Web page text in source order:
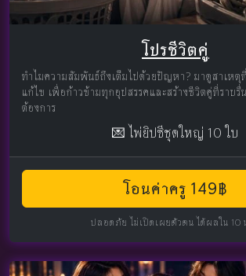
โปรชีวิตคู่
ทำไมความสัมพันธ์ถึงเต็มไปด้วยปัญหา? มาดูสาเหตุ
แก้ไข เพื่อก้าวข้ามทุกอุปสรรคและสร้างชีวิตคู่ที่ราบรื่
ต้องการ
💌 ไพ่ยิปซีชุดใหญ่ 10 ใบ
โอนค่าครู 149฿
ปลอดภัย ไม่เปิดเผยตัวตน ได้ผลใน 10